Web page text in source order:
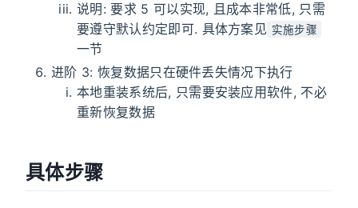
说明: 要求 5 可以实现, 且成本非常低, 只需
要遵守默认约定即可. 具体方案见 实施步骤
一节
进阶 3: 恢复数据只在硬件丢失情况下执行
本地重装系统后, 只需要安装应用软件, 不必
重新恢复数据
具体步骤